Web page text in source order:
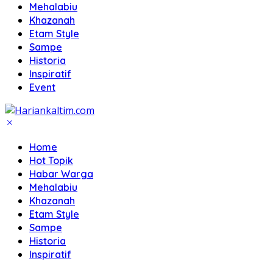
Mehalabiu
Khazanah
Etam Style
Sampe
Historia
Inspiratif
Event
Home
Hot Topik
Habar Warga
Mehalabiu
Khazanah
Etam Style
Sampe
Historia
Inspiratif